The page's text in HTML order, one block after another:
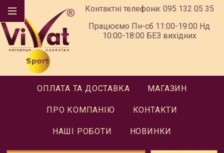
Контактні телефони: 095 132 05 35
Працюємо Пн-сб 11:00-19:00 Нд
10:00-18:00 БЕЗ вихідних
ОПЛАТА ТА ДОСТАВКА МАГАЗИН
ПРО КОМПАНІЮ КОНТАКТИ
НАШІ РОБОТИ НОВИНКИ